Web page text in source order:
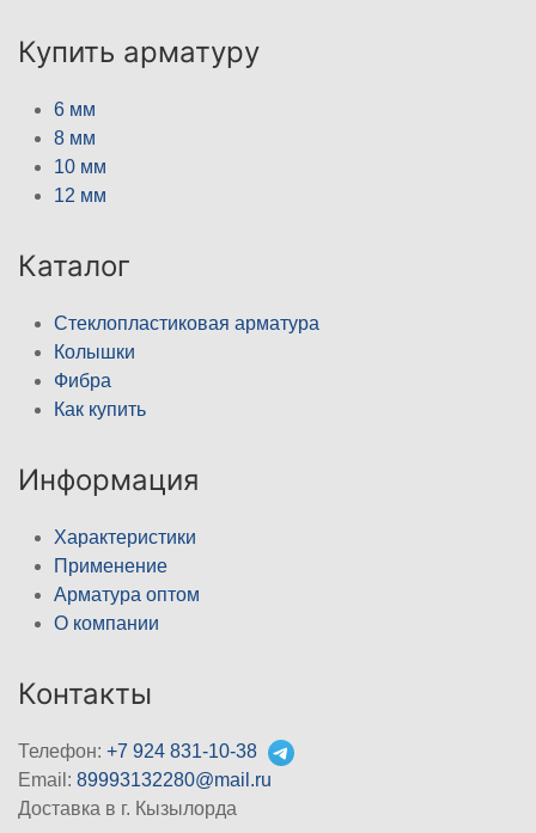
Купить арматуру
6 мм
8 мм
10 мм
12 мм
Каталог
Стеклопластиковая арматура
Колышки
Фибра
Как купить
Информация
Характеристики
Применение
Арматура оптом
О компании
Контакты
Телефон: +7 924 831-10-38
Email: 89993132280@mail.ru
Доставка в г. Кызылорда